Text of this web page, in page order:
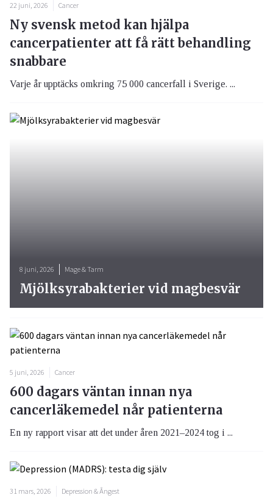
22 juni, 2026 Cancer
Ny svensk metod kan hjälpa
cancerpatienter att få rätt behandling
snabbare
Varje år upptäcks omkring 75 000 cancerfall i Sverige. ...
8 juni, 2026 Mage & Tarm
Mjölksyrabakterier vid magbesvär
5 juni, 2026 Cancer
600 dagars väntan innan nya
cancerläkemedel når patienterna
En ny rapport visar att det under åren 2021–2024 tog i ...
31 mars, 2026 Depression & Ångest